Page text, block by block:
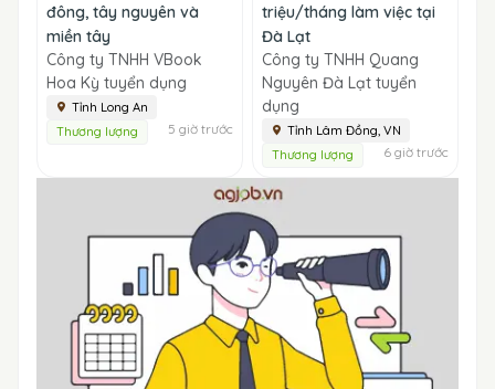
đông, tây nguyên và
miền tây
Công ty TNHH VBook
Hoa Kỳ tuyển dụng
Tỉnh Long An
Thương lượng
5 giờ trước
triệu/tháng làm việc tại
Đà Lạt
Công ty TNHH Quang
Nguyên Đà Lạt tuyển
dụng
Tỉnh Lâm Đồng, VN
Thương lượng
6 giờ trước